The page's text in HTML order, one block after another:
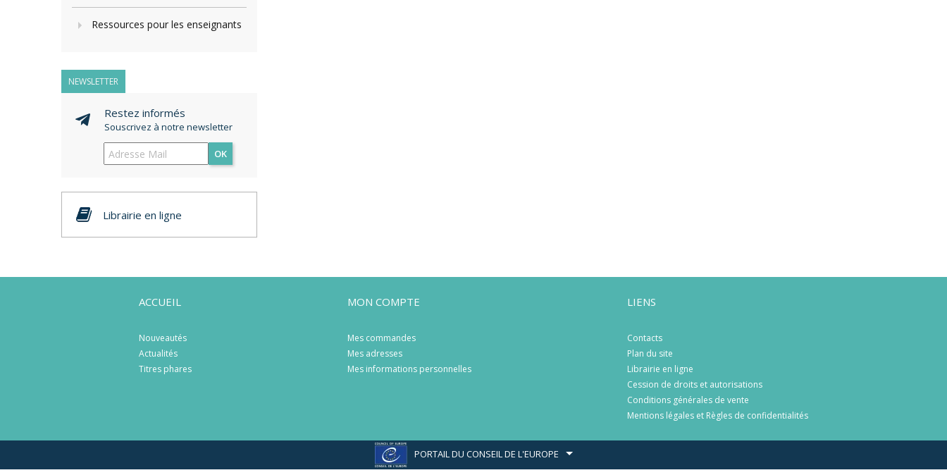
Ressources pour les enseignants
NEWSLETTER
Restez informés
Souscrivez à notre newsletter
OK
Librairie en ligne
ACCUEIL
Nouveautés
Actualités
Titres phares
MON COMPTE
Mes commandes
Mes adresses
Mes informations personnelles
LIENS
Contacts
Plan du site
Librairie en ligne
Cession de droits et autorisations
Conditions générales de vente
Mentions légales et Règles de confidentialités
PORTAIL DU CONSEIL DE L'EUROPE